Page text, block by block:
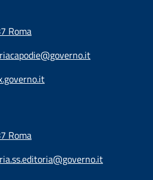
Roma
Roma